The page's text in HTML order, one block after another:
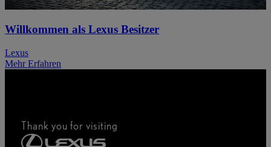
Willkommen als Lexus Besitzer
Lexus
Mehr Erfahren
Thank you for visiting